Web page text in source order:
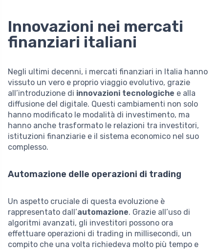
Innovazioni nei mercati
finanziari italiani
Negli ultimi decenni, i mercati finanziari in Italia hanno
vissuto un vero e proprio viaggio evolutivo, grazie
all’introduzione di innovazioni tecnologiche e alla
diffusione del digitale. Questi cambiamenti non solo
hanno modificato le modalità di investimento, ma
hanno anche trasformato le relazioni tra investitori,
istituzioni finanziarie e il sistema economico nel suo
complesso.
Automazione delle operazioni di trading
Un aspetto cruciale di questa evoluzione è
rappresentato dall’automazione. Grazie all’uso di
algoritmi avanzati, gli investitori possono ora
effettuare operazioni di trading in millisecondi, un
compito che una volta richiedeva molto più tempo e